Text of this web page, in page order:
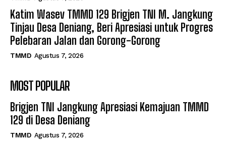
Katim Wasev TMMD 129 Brigjen TNI M. Jangkung
Tinjau Desa Deniang, Beri Apresiasi untuk Progres
Pelebaran Jalan dan Gorong-Gorong
TMMD Agustus 7, 2026
MOST POPULAR
Brigjen TNI Jangkung Apresiasi Kemajuan TMMD
129 di Desa Deniang
TMMD Agustus 7, 2026